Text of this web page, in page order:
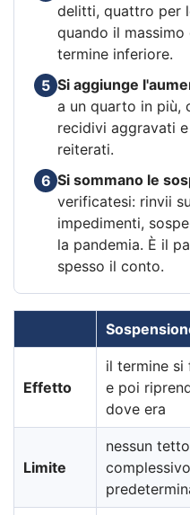
delitti, quattro per
quando il
termine inferiore.
5 Si aggiunge
a un quarto in più,
recidivi aggravati
reiterati.
6 Si sommano le
verificatesi: rinvii
impedimenti,
la pandemia. È il
spesso il conto.
Effetto
il termine si
e poi
dove era
Limite
nessun tetto
complessivo